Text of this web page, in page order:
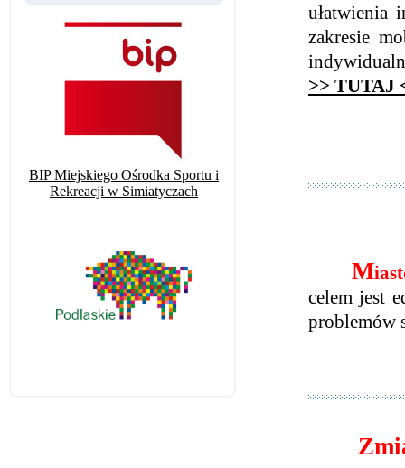
BIP Miejskiego Ośrodka Sportu i
Rekreacji w Simiatyczach
ułatwienia
zakresie
>> TUTAJ
M
celem jest
problemów